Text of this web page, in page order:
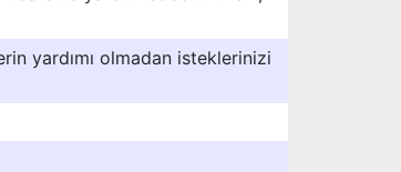
yardımı olmadan isteklerinizi